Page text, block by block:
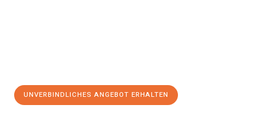
UNVERBINDLICHES ANGEBOT ERHALTEN